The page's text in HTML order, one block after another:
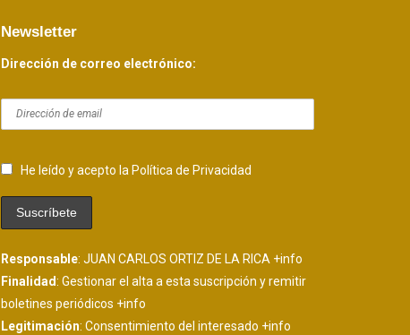
Newsletter
Dirección de correo electrónico:
He leído y acepto la Política de Privacidad
Responsable: JUAN CARLOS ORTIZ DE LA RICA +info
Finalidad: Gestionar el alta a esta suscripción y remitir
boletines periódicos +info
Legitimación: Consentimiento del interesado +info